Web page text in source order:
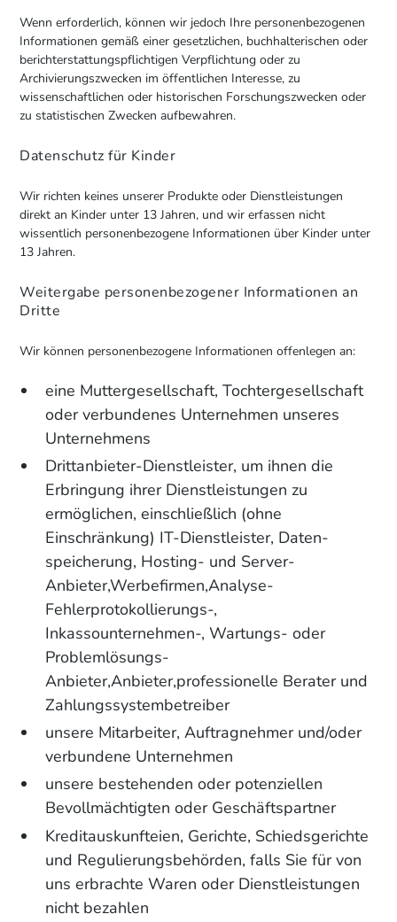
Wenn erforderlich, können wir jedoch Ihre personenbezogenen
Informationen gemäß einer gesetzlichen, buchhalterischen oder
berichterstattungspflichtigen Verpflichtung oder zu
Archivierungszwecken im öffentlichen Interesse, zu
wissenschaftlichen oder historischen Forschungszwecken oder
zu statistischen Zwecken aufbewahren.
Datenschutz für Kinder
Wir richten keines unserer Produkte oder Dienstleistungen
direkt an Kinder unter 13 Jahren, und wir erfassen nicht
wissentlich personenbezogene Informationen über Kinder unter
13 Jahren.
Weitergabe personenbezogener Informationen an
Dritte
Wir können personenbezogene Informationen offenlegen an:
eine Muttergesellschaft, Tochtergesellschaft
oder verbundenes Unternehmen unseres
Unternehmens
Drittanbieter-Dienstleister, um ihnen die
Erbringung ihrer Dienstleistungen zu
ermöglichen, einschließlich (ohne
Einschränkung) IT-Dienstleister, Daten-
speicherung, Hosting- und Server-
Anbieter,Werbefirmen,Analyse-
Fehlerprotokollierungs-,
Inkassounternehmen-, Wartungs- oder
Problemlösungs-
Anbieter,Anbieter,professionelle Berater und
Zahlungssystembetreiber
unsere Mitarbeiter, Auftragnehmer und/oder
verbundene Unternehmen
unsere bestehenden oder potenziellen
Bevollmächtigten oder Geschäftspartner
Kreditauskunfteien, Gerichte, Schiedsgerichte
und Regulierungsbehörden, falls Sie für von
uns erbrachte Waren oder Dienstleistungen
nicht bezahlen